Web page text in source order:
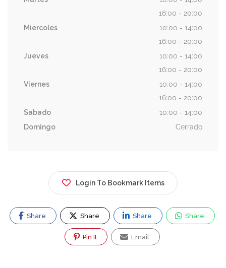
16:00 - 20:00
Miercoles
10:00 - 14:00
16:00 - 20:00
Jueves
10:00 - 14:00
16:00 - 20:00
Viernes
10:00 - 14:00
16:00 - 20:00
Sabado
10:00 - 14:00
Domingo
Cerrado
Login To Bookmark Items
Share Share Share Share
Pin It Email